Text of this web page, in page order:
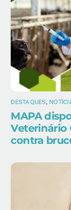
DESTAQUES,
MAPA
Veterinário
contra